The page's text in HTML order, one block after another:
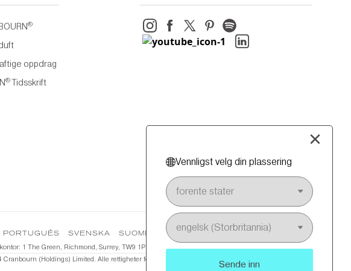
×
Vennligst velg din plassering
Sende inn
®
oppdrag
®Tidsskrift
PORTUGUÊS SVENSKA SUOMI VIS MER(8)
1 The Green, Richmond, Surrey, TW9 1PL, Storbritannia. CRANBOURN , Atmospheres™️ og Art
(Holdings) Limited. Alle rettigheter forbeholdt.